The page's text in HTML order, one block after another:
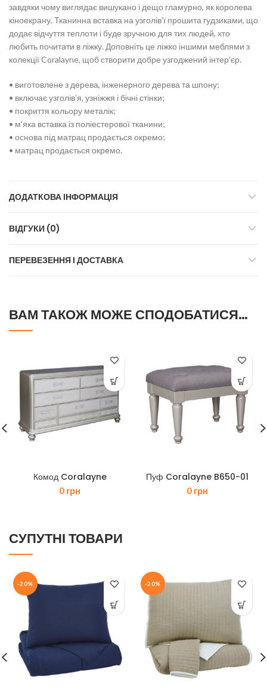
завдяки чому виглядає вишукано і дещо гламурно, як королева
кіноекрану. Тканинна вставка на узголів’ї прошита гудзиками, що
додає відчуття теплоти і буде зручною для тих людей, хто
любить почитати в ліжку. Доповніть це ліжко іншими меблями з
колекції Coralayne, щоб створити добре узгоджений інтер’єр.
• виготовлене з дерева, інженерного дерева та шпону;
• включає узголів’я, узніжжя і бічні стінки;
• покриття кольору металік;
• м’яка вставка із поліестерової тканини;
• основа під матрац продається окремо;
• матрац продається окремо.
ДОДАТКОВА ІНФОРМАЦІЯ
ВІДГУКИ (0)
ПЕРЕВЕЗЕННЯ І ДОСТАВКА
ВАМ ТАКОЖ МОЖЕ СПОДОБАТИСЯ…
Комод Coralayne
0 грн
Пуф Coralayne B650-01
0 грн
СУПУТНІ ТОВАРИ
-20% -20%